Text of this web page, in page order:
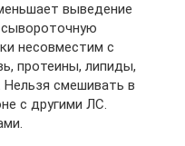
выведение
сывороточную
несовместим с
протеины, липиды,
Нельзя смешивать в
с другими ЛС.